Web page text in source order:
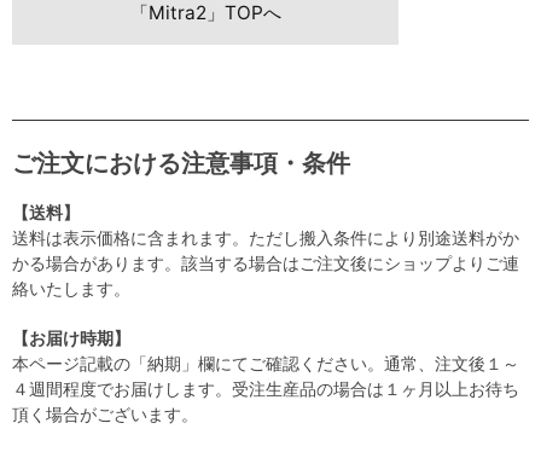
「Mitra2」TOPへ
ご注文における注意事項・条件
【送料】
送料は表示価格に含まれます。ただし搬入条件により別途送料がか
かる場合があります。該当する場合はご注文後にショップよりご連
絡いたします。
【お届け時期】
本ページ記載の「納期」欄にてご確認ください。通常、注文後１～
４週間程度でお届けします。受注生産品の場合は１ヶ月以上お待ち
頂く場合がございます。